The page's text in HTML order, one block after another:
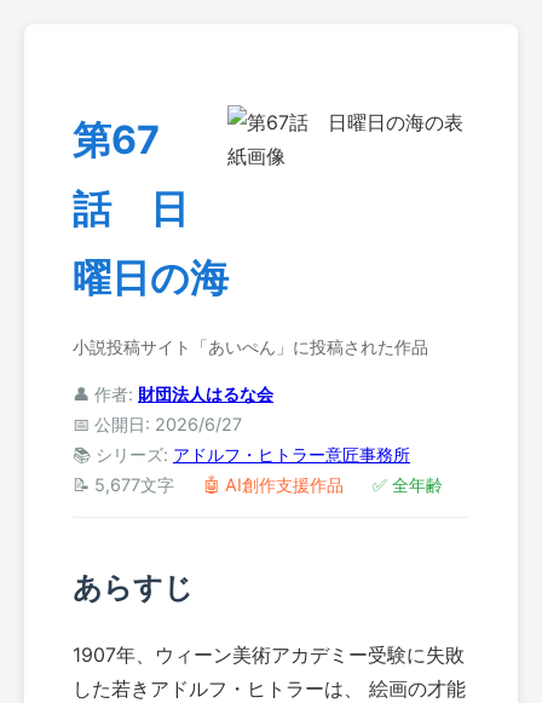
第67
話 日
曜日の海
小説投稿サイト「あいぺん」に投稿された作品
👤 作者: 財団法人はるな会
📅 公開日: 2026/6/27
📚 シリーズ: アドルフ・ヒトラー意匠事務所
📝 5,677文字
🤖 AI創作支援作品 ✅ 全年齢
あらすじ
1907年、ウィーン美術アカデミー受験に失敗
した若きアドルフ・ヒトラーは、 絵画の才能